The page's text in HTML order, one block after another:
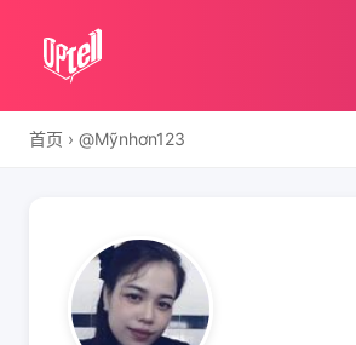
首页 › @Mỹnhơn123